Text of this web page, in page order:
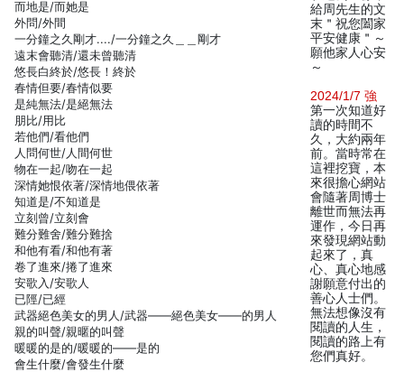
而地是/而她是
外問/外間
一分鐘之久剛才..../一分鐘之久＿＿剛才
遠末會聽清/還未曾聽清
悠長白終於/悠長！終於
春情但要/春情似要
是純無法/是絕無法
朋比/用比
若他們/看他們
人問何世/人間何世
物在一起/吻在一起
深情她恨依著/深情地偎依著
知道是/不知道是
立刻曾/立刻會
難分難舍/難分難捨
和他有看/和他有著
卷了進來/捲了進來
安歌入/安歌人
已陘/已經
武器絕色美女的男人/武器——絕色美女——的男人
親的叫聲/親暱的叫聲
暖暖的是的/暖暖的——是的
會生什麼/會發生什麼
給周先生的文
末＂祝您闔家
平安健康＂～
願他家人心安
～
2024/1/7 強
第一次知道好
讀的時間不
久，大約兩年
前。當時常在
這裡挖寶，本
來很擔心網站
會隨著周博士
離世而無法再
運作，今日再
來發現網站動
起來了，真
心、真心地感
謝願意付出的
善心人士們。
無法想像沒有
閱讀的人生，
閱讀的路上有
您們真好。